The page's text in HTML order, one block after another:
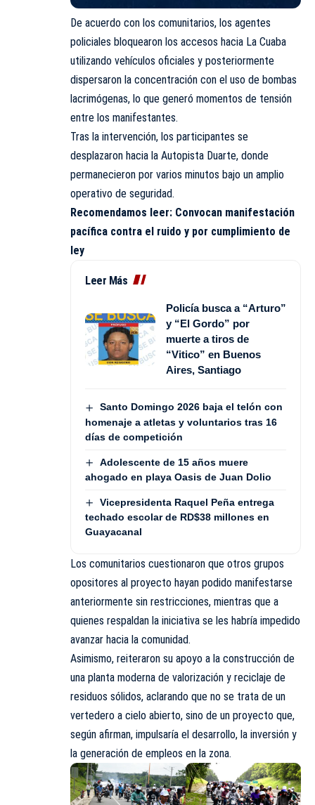
De acuerdo con los comunitarios, los agentes
policiales bloquearon los accesos hacia La Cuaba
utilizando vehículos oficiales y posteriormente
dispersaron la concentración con el uso de bombas
lacrimógenas, lo que generó momentos de tensión
entre los manifestantes.
Tras la intervención, los participantes se
desplazaron hacia la Autopista Duarte, donde
permanecieron por varios minutos bajo un amplio
operativo de seguridad.
Recomendamos leer: Convocan manifestación
pacífica contra el ruido y por cumplimiento de
ley
Leer Más
Policía busca a “Arturo”
y “El Gordo” por
muerte a tiros de
“Vitico” en Buenos
Aires, Santiago
Santo Domingo 2026 baja el telón con
homenaje a atletas y voluntarios tras 16
días de competición
Adolescente de 15 años muere
ahogado en playa Oasis de Juan Dolio
Vicepresidenta Raquel Peña entrega
techado escolar de RD$38 millones en
Guayacanal
Los comunitarios cuestionaron que otros grupos
opositores al proyecto hayan podido manifestarse
anteriormente sin restricciones, mientras que a
quienes respaldan la iniciativa se les habría impedido
avanzar hacia la comunidad.
Asimismo, reiteraron su apoyo a la construcción de
una planta moderna de valorización y reciclaje de
residuos sólidos, aclarando que no se trata de un
vertedero a cielo abierto, sino de un proyecto que,
según afirman, impulsaría el desarrollo, la inversión y
la generación de empleos en la zona.